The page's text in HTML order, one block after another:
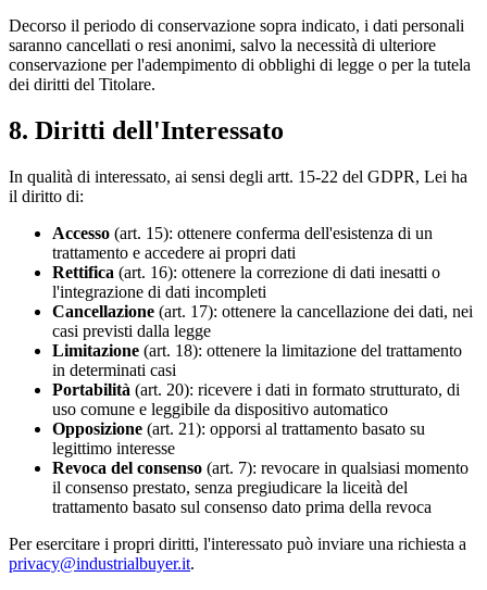
Decorso il periodo di conservazione sopra indicato, i dati personali
saranno cancellati o resi anonimi, salvo la necessità di ulteriore
conservazione per l'adempimento di obblighi di legge o per la tutela
dei diritti del Titolare.
8. Diritti dell'Interessato
In qualità di interessato, ai sensi degli artt. 15-22 del GDPR, Lei ha
il diritto di:
Accesso (art. 15): ottenere conferma dell'esistenza di un
trattamento e accedere ai propri dati
Rettifica (art. 16): ottenere la correzione di dati inesatti o
l'integrazione di dati incompleti
Cancellazione (art. 17): ottenere la cancellazione dei dati, nei
casi previsti dalla legge
Limitazione (art. 18): ottenere la limitazione del trattamento
in determinati casi
Portabilità (art. 20): ricevere i dati in formato strutturato, di
uso comune e leggibile da dispositivo automatico
Opposizione (art. 21): opporsi al trattamento basato su
legittimo interesse
Revoca del consenso (art. 7): revocare in qualsiasi momento
il consenso prestato, senza pregiudicare la liceità del
trattamento basato sul consenso dato prima della revoca
Per esercitare i propri diritti, l'interessato può inviare una richiesta a
privacy@industrialbuyer.it.